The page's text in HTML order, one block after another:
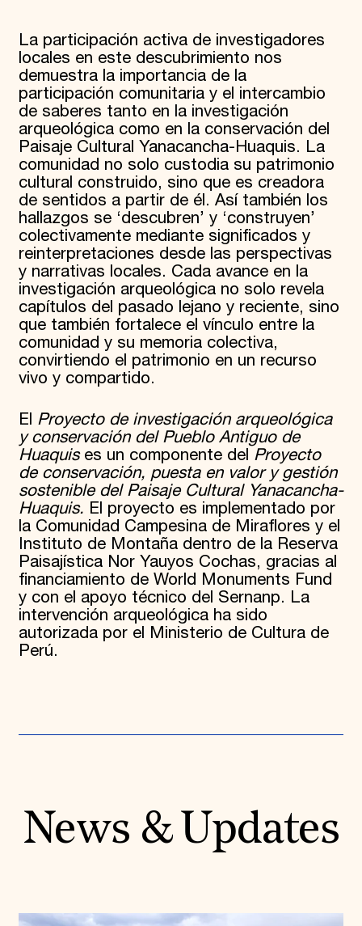
La participación activa de investigadores
locales en este descubrimiento nos
demuestra la importancia de la
participación comunitaria y el intercambio
de saberes tanto en la investigación
arqueológica como en la conservación del
Paisaje Cultural Yanacancha-Huaquis. La
comunidad no solo custodia su patrimonio
cultural construido, sino que es creadora
de sentidos a partir de él. Así también los
hallazgos se ‘descubren’ y ‘construyen’
colectivamente mediante significados y
reinterpretaciones desde las perspectivas
y narrativas locales. Cada avance en la
investigación arqueológica no solo revela
capítulos del pasado lejano y reciente, sino
que también fortalece el vínculo entre la
comunidad y su memoria colectiva,
convirtiendo el patrimonio en un recurso
vivo y compartido.
El Proyecto de investigación arqueológica
y conservación del Pueblo Antiguo de
Huaquises un componente del Proyecto
de conservación, puesta en valor y gestión
sostenible del Paisaje Cultural Yanacancha-
Huaquis. El proyecto es implementado por
la Comunidad Campesina de Miraflores y el
Instituto de Montaña dentro de la Reserva
Paisajística Nor Yauyos Cochas, gracias al
financiamiento de World Monuments Fund
y con el apoyo técnico del Sernanp. La
intervención arqueológica ha sido
autorizada por el Ministerio de Cultura de
Perú.
News & Updates